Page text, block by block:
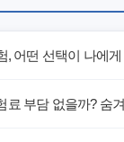
, 어떤 선택이 나에
료 부담 없을까? 숨